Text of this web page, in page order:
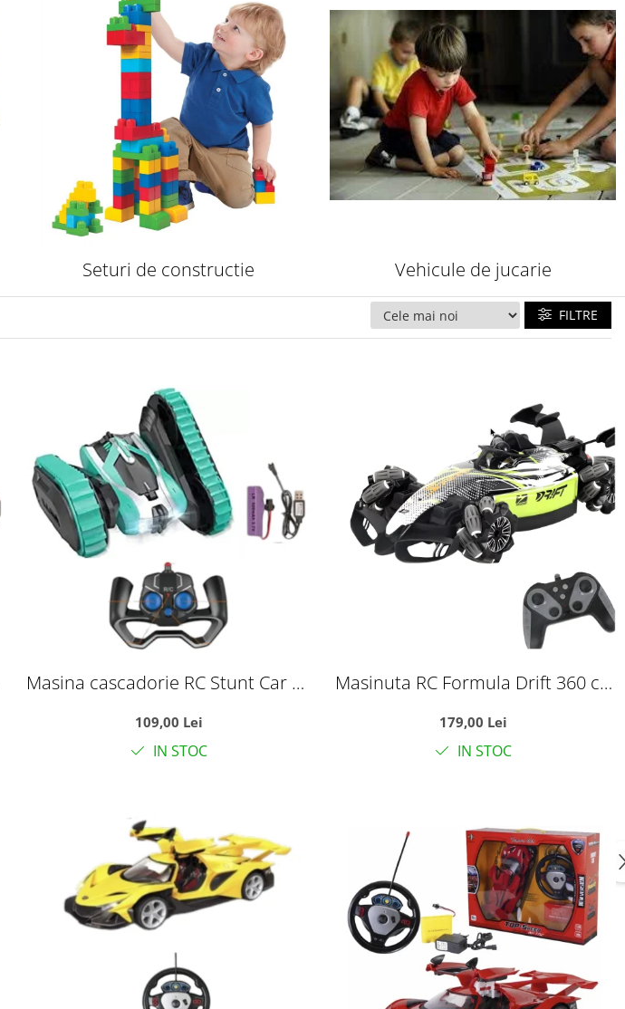
Seturi de constructie Vehicule de jucarie
FILTRE
Masina cascadorie RC Stunt Car cu
si acumulator, verde
109,00 Lei
IN STOC
Masinuta RC Formula Drift 360 cu
luminos si sunete, 35 cm, +6 ani
179,00 Lei
IN STOC